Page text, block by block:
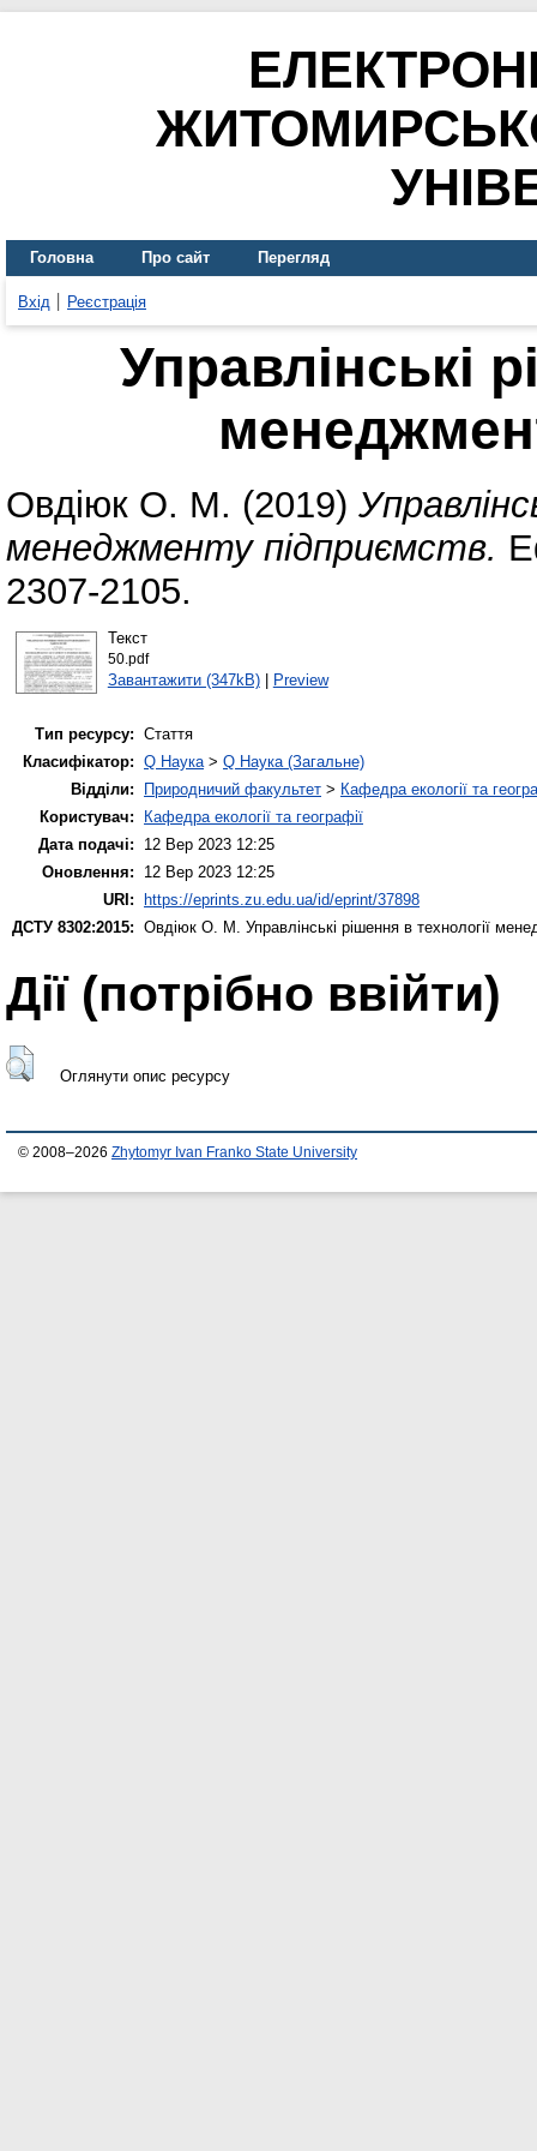
Головна Про сайт Перегляд
Вхід Реєстрація
Управлінські
Овдіюк О. М. (2019)
менеджменту підприємств.
2307-2105.
Текст
50.pdf
Завантажити (347kB)| Preview
Тип ресурсу: Стаття
Класифікатор: Q Наука> Q Наука (Загальне)
Відділи:
Природничий факультет > Кафедра екології та
Користувач:
Кафедра екології та географії
Дата подачі:
12 Вер 2023 12:25
Оновлення:
12 Вер 2023 12:25
URI:
https://eprints.zu.edu.ua/id/eprint/37898
ДСТУ 8302:2015: Овдіюк О. М. Управлінські рішення в технології
Дії ​​(потрібно ввійти)
Оглянути опис ресурсу
© 2008–2026 Zhytomyr Ivan Franko State University